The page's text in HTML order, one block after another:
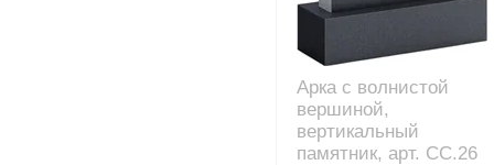
Арка с волнистой
вершиной,
вертикальный
памятник, арт. CC.26